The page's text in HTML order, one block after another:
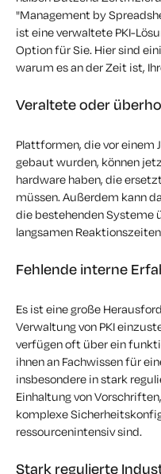
"Management by
ist eine verwaltete PKI-
Option für Sie. Hier sind
warum es an der Zeit ist,
Veraltete oder
Plattformen, die vor einem
gebaut wurden, können
hardware haben, die
müssen. Außerdem kann
die bestehenden Systeme
langsamen
Fehlende interne
Es ist eine große
Verwaltung von PKI
verfügen oft über ein
ihnen an Fachwissen für
insbesondere in stark
Einhaltung von
komplexe
ressourcenintensiv sind.
Stark regulierte